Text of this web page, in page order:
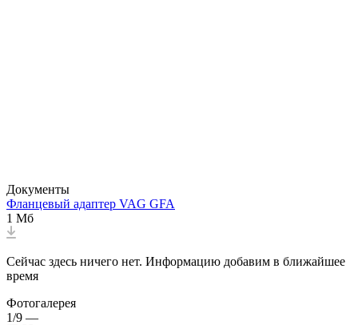
Документы
Фланцевый адаптер VAG GFA
1 Мб
Сейчас здесь ничего нет. Информацию добавим в ближайшее
время
Фотогалерея
1/9 —